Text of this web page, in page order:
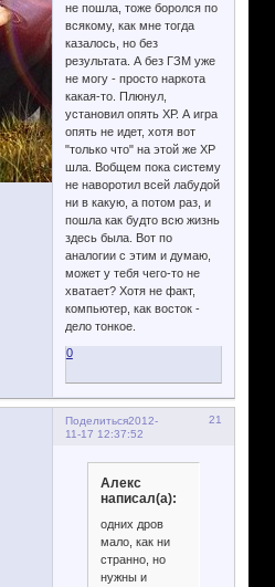
не пошла, тоже боролся по
всякому, как мне тогда
казалось, но без
результата. А без ГЗМ уже
не могу - просто наркота
какая-то. Плюнул,
установил опять ХР. А игра
опять не идет, хотя вот
"только что" на этой же ХР
шла. Вобщем пока систему
не наворотил всей лабудой
ни в какую, а потом раз, и
пошла как будто всю жизнь
здесь была. Вот по
аналогии с этим и думаю,
может у тебя чего-то не
хватает? Хотя не факт,
компьютер, как восток -
дело тонкое.
0
Поделиться 21
2012-
11-17 12:37:52
Алекс
написал(а):
одних дров
мало, как ни
странно, но
нужны и